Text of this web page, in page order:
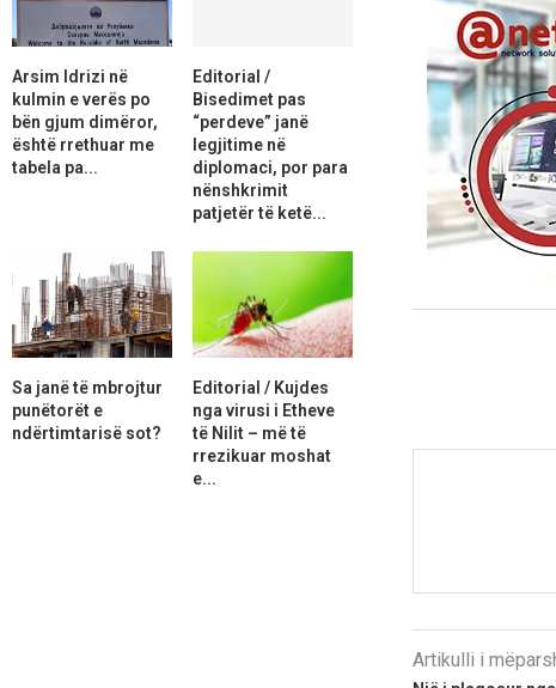
Artikulli i
Arsim Idrizi në
kulmin e verës po
bën gjum dimëror,
është rrethuar me
tabela pa...
Editorial /
Bisedimet pas
“perdeve” janë
legjitime në
diplomaci, por para
nënshkrimit
patjetër të ketë...
Sa janë të mbrojtur
punëtorët e
ndërtimtarisë sot?
Editorial / Kujdes
nga virusi i Etheve
të Nilit – më të
rrezikuar moshat
e...